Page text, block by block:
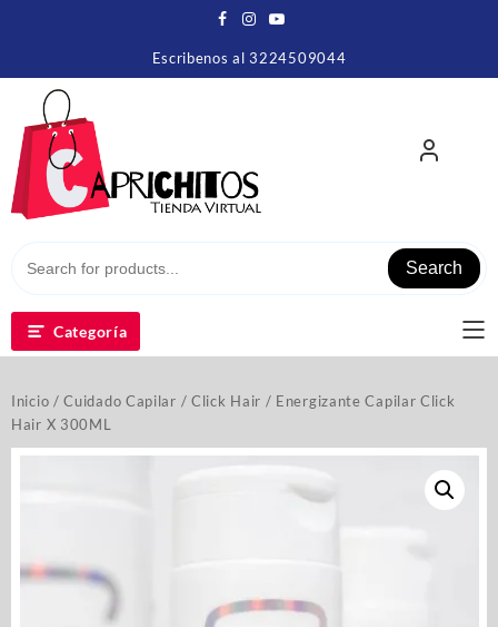
Escribenos al 3224509044
Search
Categoría
Inicio /Cuidado Capilar / Click Hair / Energizante Capilar Click
Hair X 300ML